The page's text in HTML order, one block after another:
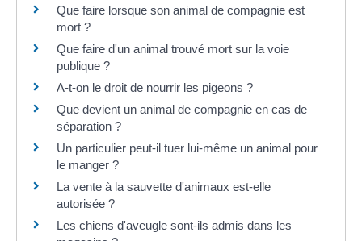
Que faire lorsque son animal de compagnie est
mort ?
Que faire d'un animal trouvé mort sur la voie
publique ?
A-t-on le droit de nourrir les pigeons ?
Que devient un animal de compagnie en cas de
séparation ?
Un particulier peut-il tuer lui-même un animal pour
le manger ?
La vente à la sauvette d'animaux est-elle
autorisée ?
Les chiens d'aveugle sont-ils admis dans les